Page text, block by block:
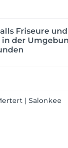
Friseure und
der